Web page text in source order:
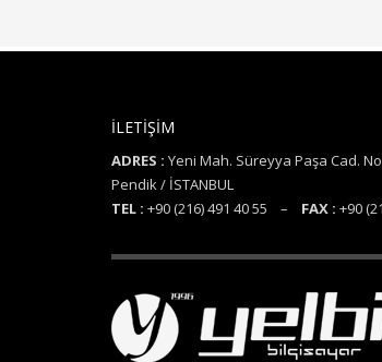
İLETİŞİM
ADRES : Yeni Mah. Süreyya Paşa Cad.
Pendik / İSTANBUL
TEL : +90 (216) 491 40 55 – FAX : +90